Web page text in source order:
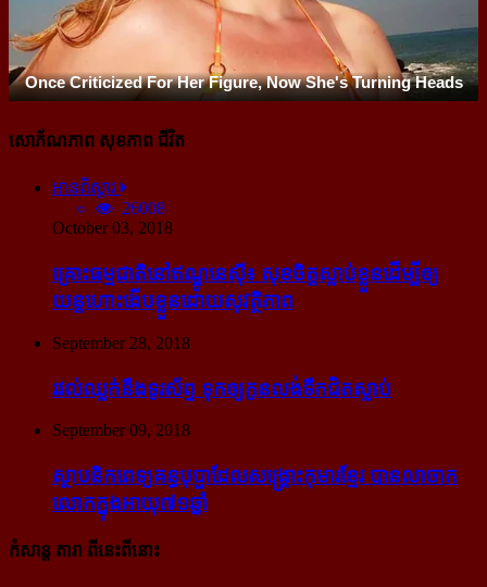
សោភ័ណភាព សុខភាព ជីវិត
អានពិស្ដារ
26008
October 03, 2018
គ្រោះធម្មជាតិនៅឥណ្ឌូនេស៊ី៖ សុខចិត្ត​ស្លាប់​ខ្លួន​ដើម្បី​ឲ្យ​
យន្ដហោះ​ងើប​ខ្លួន​ដោយ​សុវត្ថិភាព
September 28, 2018
រវល់​ឈ្លក់​នឹង​ទូរស័ព្ទ ទុក​ឲ្យ​កូន​លង់​ទឹក​ជិត​ស្លាប់
September 09, 2018
ស្ថាបនិក​ពេទ្យ​គន្ធបុប្ផា​ដែល​សង្គ្រោះ​កុមារ​ខ្មែរ​ បាន​លាចាក​
លោក​ក្នុង​អាយុ​៧១ឆ្នាំ
កំសាន្ដ តារា ពីនេះពីនោះ